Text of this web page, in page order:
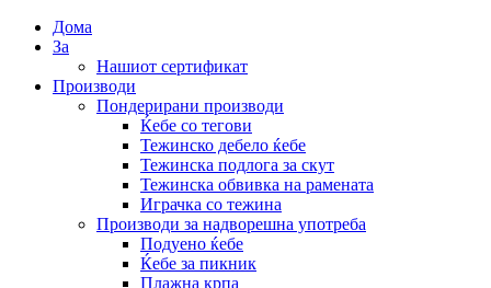
Дома
За
Нашиот сертификат
Производи
Пондерирани производи
Ќебе со тегови
Тежинско дебело ќебе
Тежинска подлога за скут
Тежинска обвивка на рамената
Играчка со тежина
Производи за надворешна употреба
Подуено ќебе
Ќебе за пикник
Плажна крпа